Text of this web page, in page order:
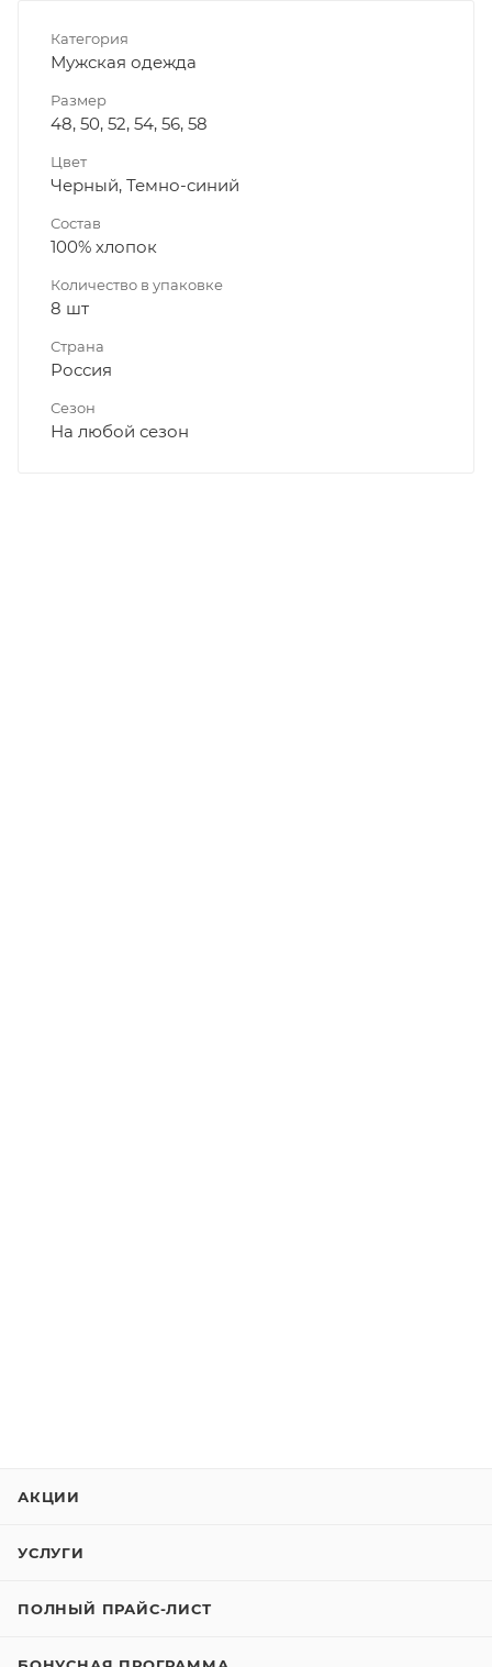
Категория
Мужская одежда
Размер
48, 50, 52, 54, 56, 58
Цвет
Черный, Темно-синий
Состав
100% хлопок
Количество в упаковке
8 шт
Страна
Россия
Сезон
На любой сезон
АКЦИИ
УСЛУГИ
ПОЛНЫЙ ПРАЙС-ЛИСТ